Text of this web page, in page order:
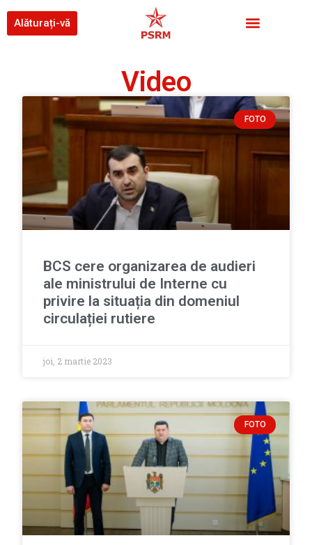
Alăturați-vă
Video
FOTO
BCS cere organizarea de audieri
ale ministrului de Interne cu
privire la situația din domeniul
circulației rutiere
joi, 2 martie 2023
FOTO